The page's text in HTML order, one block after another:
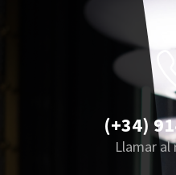
(+34)
Llamar